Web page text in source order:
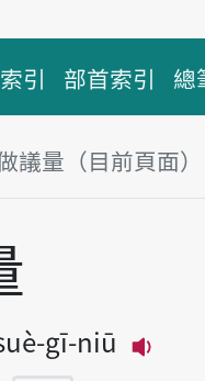
引 部首索引 總
議量（目前頁面）
gī-niū